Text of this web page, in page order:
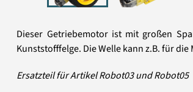
Dieser Getriebemotor ist mit großen
Kunststofffelge. Die Welle kann z.B. für
Ersatzteil für Artikel Robot03 und Robot05